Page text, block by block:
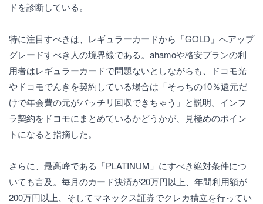
ドを診断している。
特に注目すべきは、レギュラーカードから「GOLD」へアップ
グレードすべき人の境界線である。ahamoや格安プランの利
用者はレギュラーカードで問題ないとしながらも、ドコモ光
やドコモでんきを契約している場合は「そっちの10％還元だ
けで年会費の元がバッチリ回収できちゃう」と説明。インフ
ラ契約をドコモにまとめているかどうかが、見極めのポイン
トになると指摘した。
さらに、最高峰である「PLATINUM」にすべき絶対条件につ
いても言及。毎月のカード決済が20万円以上、年間利用額が
200万円以上、そしてマネックス証券でクレカ積立を行ってい